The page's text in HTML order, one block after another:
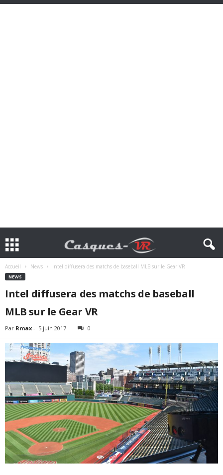
Accueil News Intel diffusera des matchs de baseball MLB sur le Gear VR
NEWS
Intel diffusera des matchs de baseball
MLB sur le Gear VR
Par Rmax - 5 juin 2017 0